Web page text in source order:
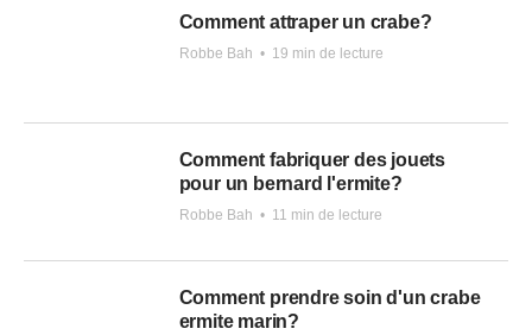
Comment attraper un crabe?
Robbe Bah • 19 min de lecture
Comment fabriquer des jouets
pour un bernard l'ermite?
Robbe Bah • 11 min de lecture
Comment prendre soin d'un crabe
ermite marin?